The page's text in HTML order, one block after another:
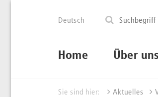
Deutsch
Home Über uns
Sie sind hier: Aktuelles